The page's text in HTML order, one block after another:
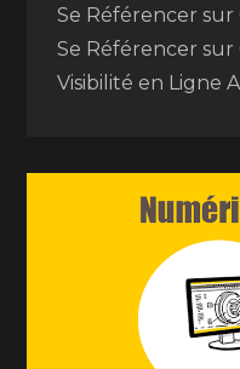
Se Référencer
Se Référencer sur
Visibilité en Ligne